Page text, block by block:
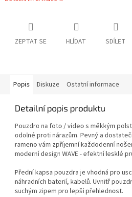
ZEPTAT SE HLÍDAT SDÍLET
Popis Diskuze Ostatní informace
Detailní popis produktu
Pouzdro na foto / video s měkkým
odolné proti nárazům. Pevný a
rameno vám zpříjemní každodenní
moderní design WAVE - efektní lesklé
Přední kapsa pouzdra je vhodná pro
náhradních baterií, kabelů. Uvnitř
suchým zipem pro lepší přehlednost.